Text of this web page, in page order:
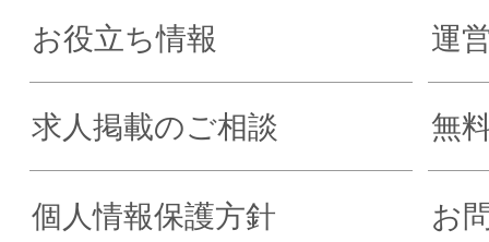
お役立ち情報 運
求人掲載のご相談 無
個人情報保護方針 お